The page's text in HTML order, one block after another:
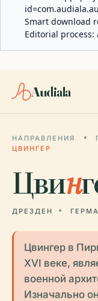
Smart download
Editorial process:
Audiala
НАПРАВЛЕНИЯ
ЦВИНГЕР
Цвин
ДРЕЗДЕН
Цвингер в
XVI веке,
военной
Изначально